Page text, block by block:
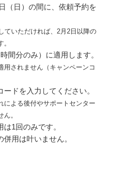
（日）の間に、依頼予約を
ていただければ、2月2日以降の
間分のみ）に適用します。
されません（キャンペーンコ
ドを入力してください。
による後付やサポートセンター
。
1回のみです。
用は叶いません。